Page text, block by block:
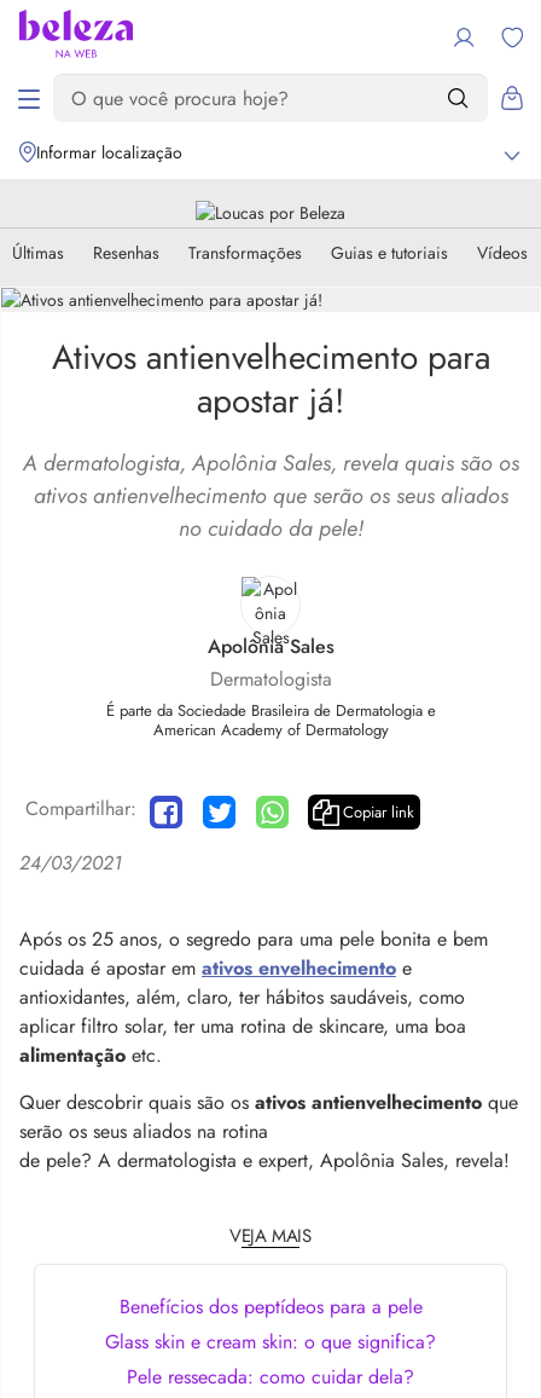
Informar localização
Últimas Resenhas Transformações Guias e tutoriais Vídeos
Ativos antienvelhecimento para
apostar já!
A dermatologista, Apolônia Sales, revela quais são os
ativos antienvelhecimento que serão os seus aliados
no cuidado da pele!
Apolônia Sales
Dermatologista
É parte da Sociedade Brasileira de Dermatologia e
American Academy of Dermatology
Compartilhar: Copiar link
24/03/2021
Após os 25 anos, o segredo para uma pele bonita e bem
cuidada é apostar em ativos envelhecimento e
antioxidantes, além, claro, ter hábitos saudáveis, como
aplicar filtro solar, ter uma rotina de skincare, uma boa
alimentação etc.
Quer descobrir quais são os ativos antienvelhecimento que
serão os seus aliados na rotina
de pele? A dermatologista e expert, Apolônia Sales, revela!
VEJA MAIS
Benefícios dos peptídeos para a pele
Glass skin e cream skin: o que significa?
Pele ressecada: como cuidar dela?